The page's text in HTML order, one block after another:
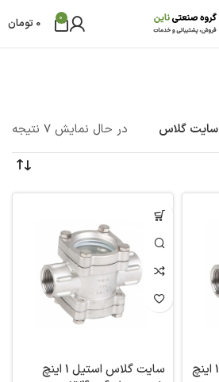
0
0 تومان
سایت گلاس
در حال نمایش 7 نتیجه
سایت گلاس استیل 1/4 1 اینچ
سایت گلاس استیل 1 اینچ